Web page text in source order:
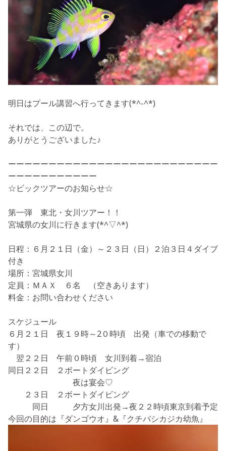
明日はプール講習へ行ってきます(*^-^*)
それでは、この辺で。
ありがとうございました♪
ーーーーーーーーーーーーーーーーーーーーーーーーーー
ーーーーーーーーーーー
☆ビックツアーのお知らせ☆
第一弾 東北・女川ツアー！！
宮城県の女川に行きます(*^▽^*)
日程：６月２１日（金）～２３日（日）２泊３日４ダイブ
付き
場所：宮城県女川
定員：ＭＡＸ ６名 （空きあります）
料金：お問い合わせください
スケジュール
６月２１日 夜１９時～2０時頃 出発（車での移動で
す）
翌２２日 午前０時頃 女川到着→宿泊
同日２２日 ２ボートダイビング
夜は宴会♡
２３日 ２ボートダイビング
同日 夕方女川出発→夜２２時頃東京到着予定
今回の目的は『ダンゴウオ』&『クチバシカジカ幼魚』